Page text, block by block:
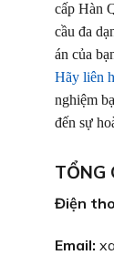
cấp Hàn
cầu đa
án của
Hãy liên
nghiệm
đến sự
TỔNG
Điện
Email: